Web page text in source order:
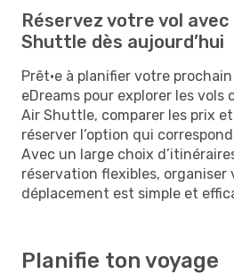
Réservez votre vol
Shuttle dès aujourd’hui
Prêt·e à planifier votre
eDreams pour explorer les vols
Air Shuttle, comparer les prix
réserver l’option qui
Avec un large choix
réservation flexibles, organiser
déplacement est simple et
Planifie ton voyage